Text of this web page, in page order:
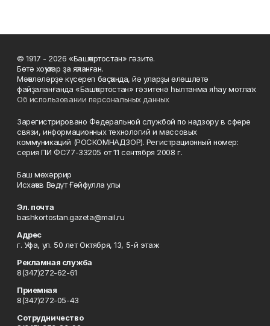
© 1917 - 2026 «Башҡортостан» гәзите.
Бөтә хоҡуҡтар ҙа яҡланған.
Мәҡәләләрҙе күсереп баҫҡанда, йә уларҙы өлөшләтә
файҙаланғанда «Башҡортостан» гәзитенә һылтанма яһау мотлаҡ.
Об использовании персональных данных
Зарегистрировано Федеральной службой по надзору в сфере
связи, информационных технологий и массовых
коммуникаций (РОСКОМНАДЗОР). Регистрационный номер:
серия ПИ ФС77-33205 от 11 сентября 2008 г.
Баш мөхәррир
Исхаҡов Вәдүт Ғәйфулла улы
Эл. почта
bashkortostan.gazeta@mail.ru
Адрес
г. Уфа, ул. 50 лет Октября, 13, 5-й этаж
Рекламная служба
8(347)272-62-61
Приемная
8(347)272-05-43
Сотрудничество